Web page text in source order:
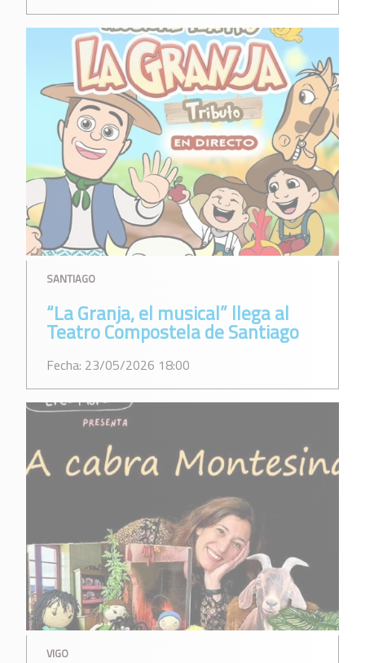
SANTIAGO
“La Granja, el musical” llega al
Teatro Compostela de Santiago
Fecha: 23/05/2026 18:00
VIGO